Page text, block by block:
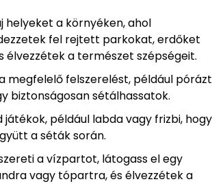
helyeket a környéken, ahol
fel rejtett parkokat, erdőket
élvezzétek a természet szépségeit.
megfelelő felszerelést, például pórázt
biztonságosan sétálhassatok.
játékok, például labda vagy frizbi, hogy
a séták során.
a vízpartot, látogass el egy
vagy tópartra, és élvezzétek a